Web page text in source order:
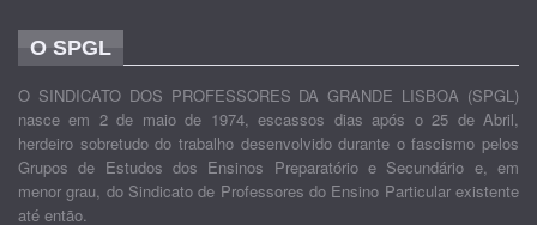
O SPGL
O SINDICATO DOS PROFESSORES DA GRANDE LISBOA (SPGL)
nasce em 2 de maio de 1974, escassos dias após o 25 de Abril,
herdeiro sobretudo do trabalho desenvolvido durante o fascismo pelos
Grupos de Estudos dos Ensinos Preparatório e Secundário e, em
menor grau, do Sindicato de Professores do Ensino Particular existente
até então.